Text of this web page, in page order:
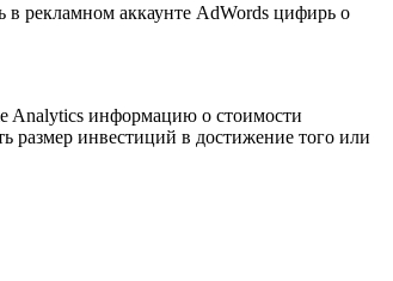
в рекламном аккаунте AdWords цифирь о
Analytics информацию о стоимости
размер инвестиций в достижение того или